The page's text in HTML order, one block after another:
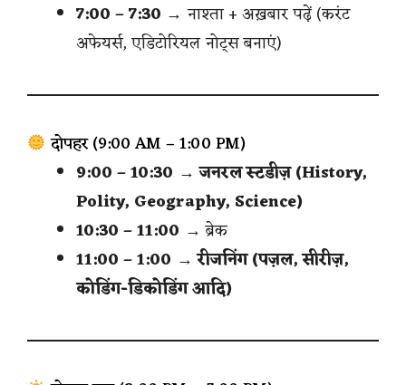
7:00 – 7:30 → नाश्ता + अख़बार पढ़ें (करंट
अफेयर्स, एडिटोरियल नोट्स बनाएं)
दोपहर (9:00 AM – 1:00 PM)
9:00 – 10:30 →जनरल स्टडीज़ (History,
Polity, Geography, Science)
10:30 – 11:00 → ब्रेक
11:00 – 1:00 →रीजनिंग (पज़ल, सीरीज़,
कोडिंग-डिकोडिंग आदि)